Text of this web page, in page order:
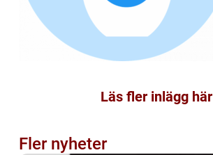
Läs fler inlägg här
Fler nyheter